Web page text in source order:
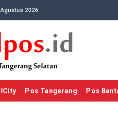
2026
Pos Tangerang Pos